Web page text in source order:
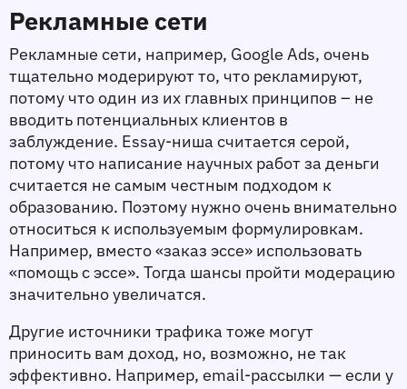
Рекламные сети
Рекламные сети, например, Google Ads, очень
тщательно модерируют то, что рекламируют,
потому что один из их главных принципов – не
вводить потенциальных клиентов в
заблуждение. Essay-ниша считается серой,
потому что написание научных работ за деньги
считается не самым честным подходом к
образованию. Поэтому нужно очень внимательно
относиться к используемым формулировкам.
Например, вместо «заказ эссе» использовать
«помощь с эссе». Тогда шансы пройти модерацию
значительно увеличатся.
Другие источники трафика тоже могут
приносить вам доход, но, возможно, не так
эффективно. Например, email-рассылки — если у